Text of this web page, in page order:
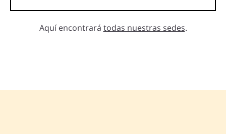
Aquí encontrará todas nuestras sedes.